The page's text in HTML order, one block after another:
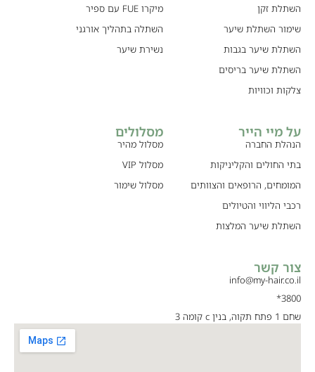
השתלת זקן
שימור השתלת שיער
השתלת שיער בגבות
השתלת שיער בריסים
צלקות וכוויות
מיקרו FUE עם ספיר
השתלה בתהליך אורגני
נשירת שיער
על מיי הייר
הנהלת החברה
בתי החולים והקליניקות
המומחים, הרופאים והצוותים
רכבי הליווי והטיולים
השתלת שיער המלצות
מסלולים
מסלול מהיר
מסלול VIP
מסלול שימור
צור קשר
info@my-hair.co.il
3800*
שחם 1 פתח תקוה, בנין c קומה 3